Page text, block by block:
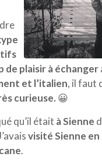
de plaisir à échanger
et l’italien, il faut
curieuse. 😀
qu’il était à Sienne
visité Sienne en
.